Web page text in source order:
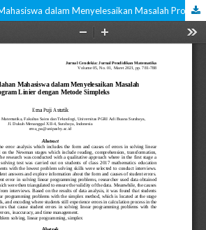
Analisis Kesalahan Mahasiswa dalam Menyelesaikan Masalah Program Linier dengan Metode Simpleks